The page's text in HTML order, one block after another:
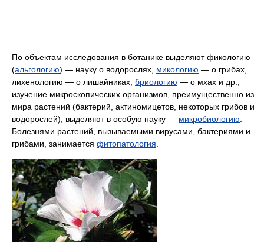
По объектам исследования в ботанике выделяют фикологию
(альгологию) — науку о водорослях, микологию — о грибах,
лихенологию — о лишайниках, бриологию — о мхах и др.;
изучение микроскопических организмов, преимущественно из
мира растений (бактерий, актиномицетов, некоторых грибов и
водорослей), выделяют в особую науку — микробиологию.
Болезнями растений, вызываемыми вирусами, бактериями и
грибами, занимается фитопатология.